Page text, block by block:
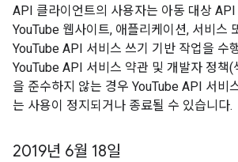
API 클라이언트의 사용자는 아동 대상 API
YouTube 웹사이트, 애플리케이션, 서비스
YouTube API 서비스 쓰기 기반 작업을 수
YouTube API 서비스 약관 및 개발자 정책
을 준수하지 않는 경우 YouTube API 서비
는 사용이 정지되거나 종료될 수 있습니다.
2019년 6월 18일